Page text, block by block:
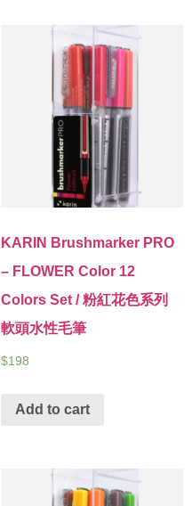
KARIN Brushmarker PRO
– FLOWER Color 12
Colors Set / 粉紅花色系列
軟頭水性毛筆
$198
Add to cart